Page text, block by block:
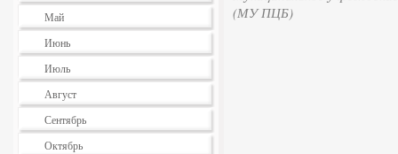
Май
Июнь
Июль
Август
Сентябрь
Октябрь
(МУ ПЦБ)